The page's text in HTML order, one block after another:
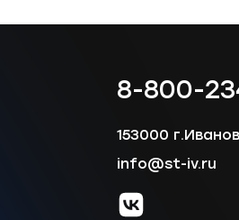
8-800-
153000
info@st-iv.ru
vk.com
Отправить